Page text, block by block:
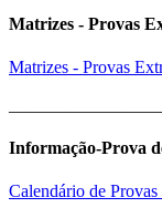
Matrizes - Provas
Matrizes - Provas
Informação-Prova
Calendário de